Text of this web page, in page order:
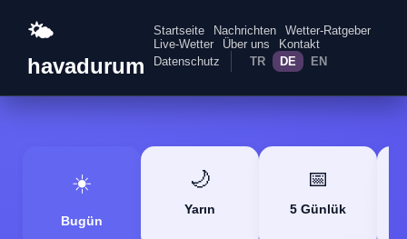
🌤️
havadurum
Startseite Nachrichten
Wetter-Ratgeber
Live-Wetter
Über uns
Kontakt
Datenschutz
TR DE EN
☀️
Bugün
🌙
Yarın
📅
5 Günlük